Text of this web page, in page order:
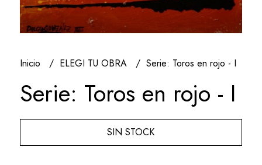
Inicio ELEGI TU OBRA Serie: Toros en rojo - I
Serie: Toros en rojo - I
SIN STOCK